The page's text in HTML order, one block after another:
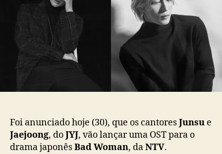
p
i
c
a
ç
o
u
o
o
n
J
Y
J
Foi anunciado hoje (30), que os cantoresJunsu e
Jaejoong, doJYJ, vão lançar uma OST para o
drama japonêsBad Woman, daNTV.